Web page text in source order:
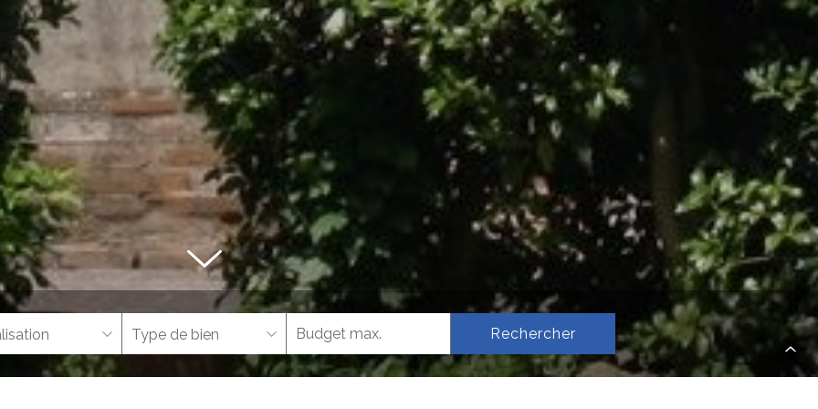
Type de bien